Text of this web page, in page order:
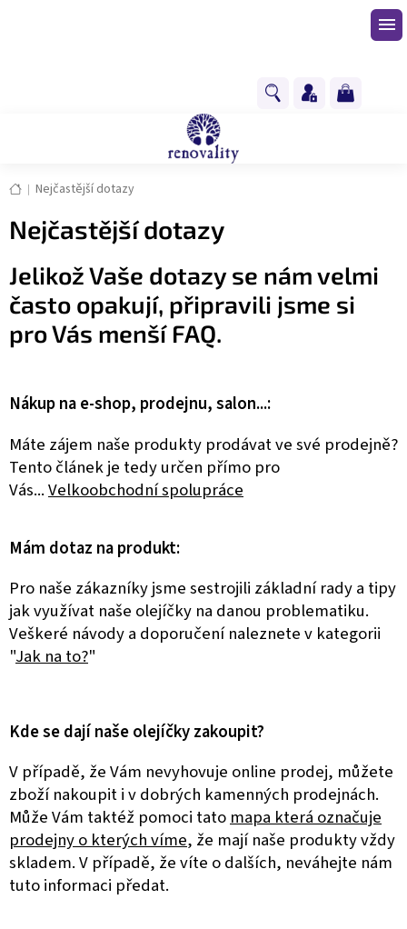
NÁKUPNÍ
Domů
Nejčastější dotazy
Nejčastější dotazy
Jelikož Vaše dotazy se nám velmi
často opakují, připravili jsme si
pro Vás menší FAQ.
Nákup na e-shop, prodejnu, salon...:
Máte zájem naše produkty prodávat ve své prodejně?
Tento článek je tedy určen přímo pro
Vás...Velkoobchodní spolupráce
Mám dotaz na produkt:
Pro naše zákazníky jsme sestrojili základní rady a tipy
jak využívat naše olejíčky na danou problematiku.
Veškeré návody a doporučení naleznete v kategorii
"Jak na to?"
Kde se dají naše olejíčky zakoupit?
V případě, že Vám nevyhovuje online prodej, můžete
zboží nakoupit i v dobrých kamenných prodejnách.
Může Vám taktéž pomoci tato mapa která označuje
prodejny o kterých víme, že mají naše produkty vždy
skladem. V případě, že víte o dalších, neváhejte nám
tuto informaci předat.